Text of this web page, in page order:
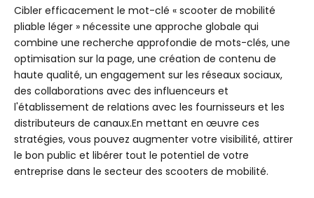
Cibler efficacement le mot-clé « scooter de mobilité
pliable léger » nécessite une approche globale qui
combine une recherche approfondie de mots-clés, une
optimisation sur la page, une création de contenu de
haute qualité, un engagement sur les réseaux sociaux,
des collaborations avec des influenceurs et
l'établissement de relations avec les fournisseurs et les
distributeurs de canaux.En mettant en œuvre ces
stratégies, vous pouvez augmenter votre visibilité, attirer
le bon public et libérer tout le potentiel de votre
entreprise dans le secteur des scooters de mobilité.